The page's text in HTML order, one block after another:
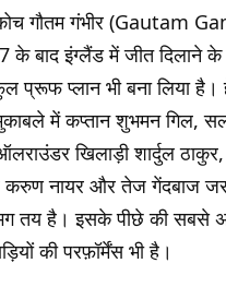
गौतम गंभीर (Gautam
के बाद इंग्लैंड में जीत दिलाने के
प्रूफ प्लान भी बना लिया
में कप्तान शुभमन गिल,
खिलाड़ी शार्दुल
करुण नायर और तेज गेंदबाज
तय है। इसके पीछे की सबसे
की परफ़ॉर्मेंस भी है।